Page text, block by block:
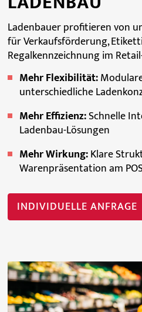
Ladenbauer profitieren von
für Verkaufsförderung,
Regalkennzeichnung im
Mehr Flexibilität:
unterschiedliche
Mehr Effizienz:Schnelle
Ladenbau-Lösungen
Mehr Wirkung:Klare
Warenpräsentation am
INDIVIDUELLE ANFRAGE